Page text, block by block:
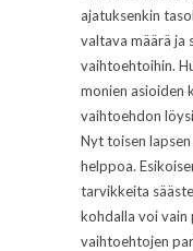
ajatuksenkin
valtava määrä ja
vaihtoehtoihin.
monien asioiden
vaihtoehdon
Nyt toisen
helppoa.
tarvikkeita
kohdalla voi vain
vaihtoehtojen